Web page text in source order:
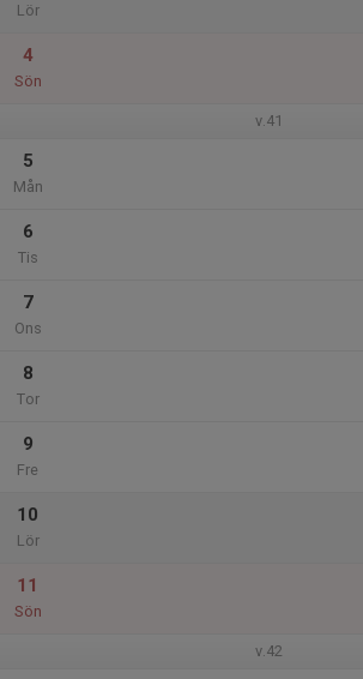
Lör
4
Sön
v.41
5
Mån
6
Tis
7
Ons
8
Tor
9
Fre
10
Lör
11
Sön
v.42